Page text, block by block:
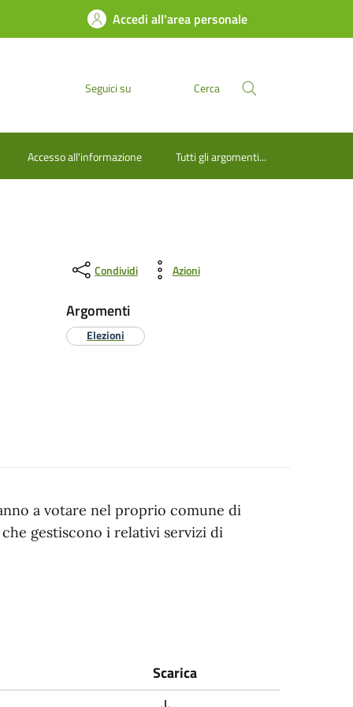
Accedi all'area personale
Seguici su Cerca
Accesso all'informazione Tutti gli argomenti...
Condividi Azioni
Argomenti
Elezioni
a votare nel proprio comune di
gestiscono i relativi servizi di
Scarica